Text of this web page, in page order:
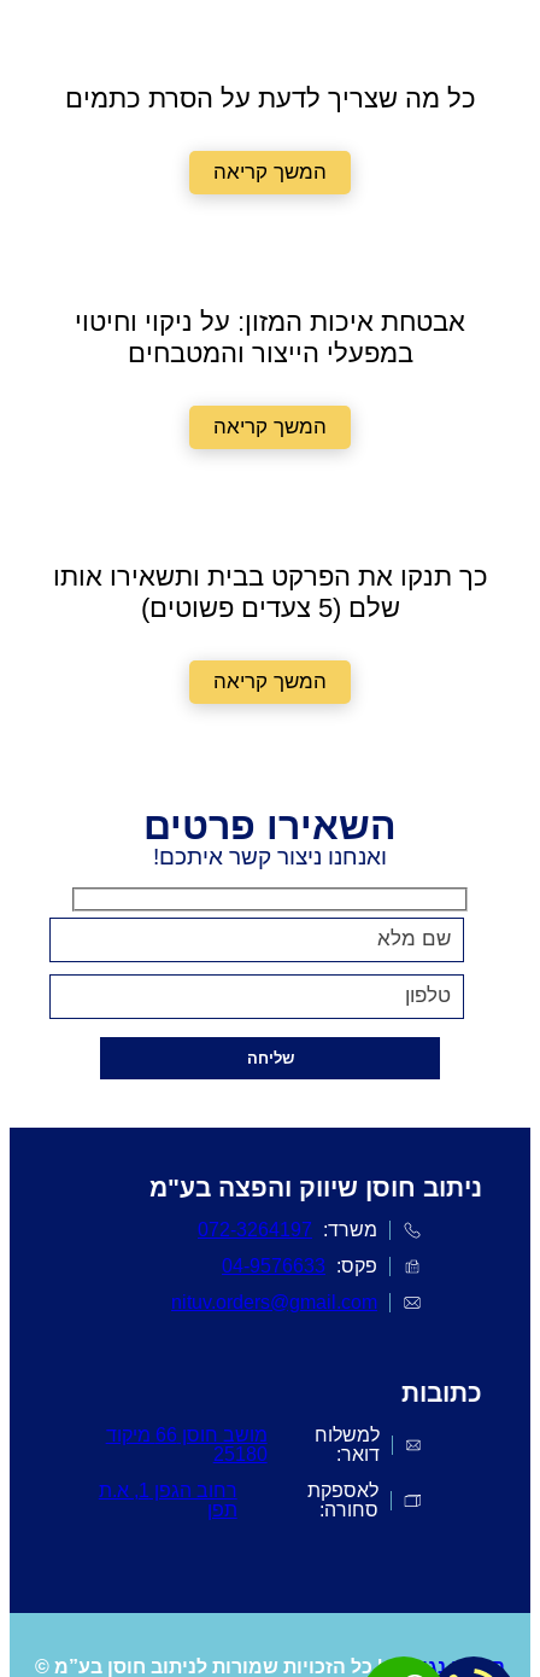
כל מה שצריך לדעת על הסרת כתמים
המשך קריאה
אבטחת איכות המזון: על ניקוי וחיטוי
במפעלי הייצור והמטבחים
המשך קריאה
כך תנקו את הפרקט בבית ותשאירו אותו
שלם (5 צעדים פשוטים)
המשך קריאה
השאירו פרטים
ואנחנו ניצור קשר איתכם!
שליחה
ניתוב חוסן שיווק והפצה בע"מ
משרד:
072-3264197
פקס:
04-9576633
nituv.orders@gmail.com
כתובות
למשלוח
דואר:
מושב חוסן 66 מיקוד
25180
לאספקת
סחורה:
רחוב הגפן 1, א.ת
תפן
הסדרי נגישות| כל הזכויות שמורות לניתוב חוסן בע”מ ©